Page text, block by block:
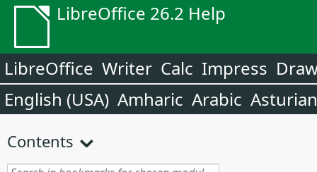
LibreOffice 26.2 Help
LibreOffice Writer Calc Impress
English (USA) Amharic Arabic Asturian
Contents